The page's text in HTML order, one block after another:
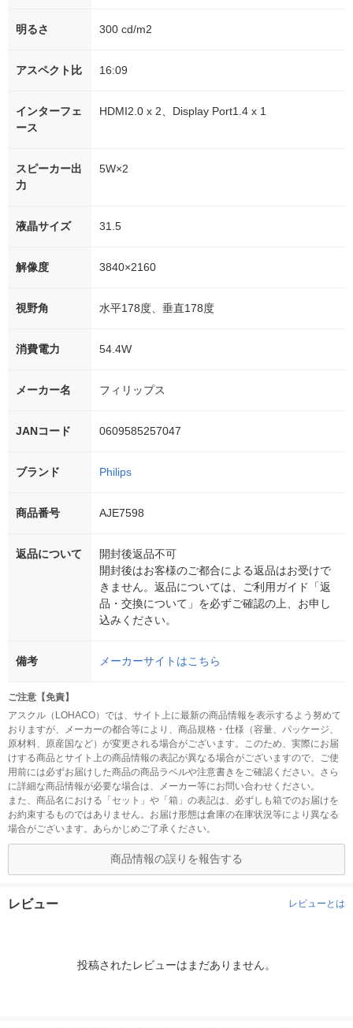
明るさ 300 cd/m2
アスペクト比 16:09
インターフェ
ース
HDMI2.0 x 2、Display Port1.4 x 1
スピーカー出
力
5W×2
液晶サイズ 31.5
解像度 3840×2160
視野角 水平178度、垂直178度
消費電力 54.4W
メーカー名 フィリップス
JANコード 0609585257047
ブランド Philips
商品番号 AJE7598
返品について
開封後返品不可
開封後はお客様のご都合による返品はお受けで
きません。返品については、ご利用ガイド「返
品・交換について」を必ずご確認の上、お申し
込みください。
備考 メーカーサイトはこちら
ご注意【免責】
アスクル（LOHACO）では、サイト上に最新の商品情報を表示するよう努めて
おりますが、メーカーの都合等により、商品規格・仕様（容量、パッケージ、
原材料、原産国など）が変更される場合がございます。このため、実際にお届
けする商品とサイト上の商品情報の表記が異なる場合がございますので、ご使
用前には必ずお届けした商品の商品ラベルや注意書きをご確認ください。さら
に詳細な商品情報が必要な場合は、メーカー等にお問い合わせください。
また、商品名における「セット」や「箱」の表記は、必ずしも箱でのお届けを
お約束するものではありません。お届け形態は倉庫の在庫状況等により異なる
場合がございます。あらかじめご了承ください。
商品情報の誤りを報告する
レビュー レビューとは
投稿されたレビューはまだありません。